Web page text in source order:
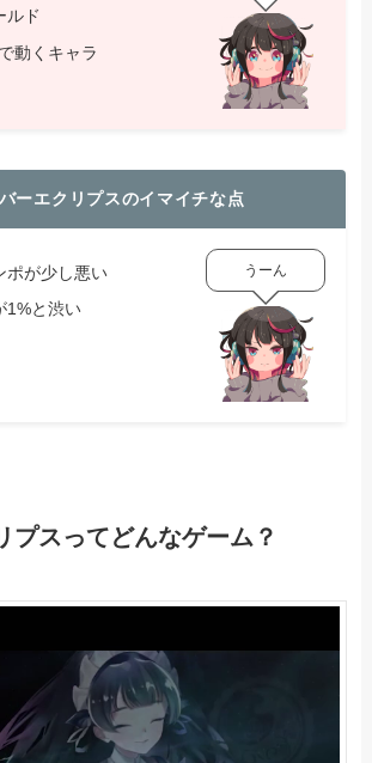
ルド
動くキャラ
ーエクリプスのイマイチな点
ポが少し悪い
1%と渋い
うーん
プスってどんなゲーム？